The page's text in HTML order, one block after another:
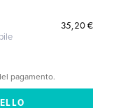
35,20 €
pagamento.